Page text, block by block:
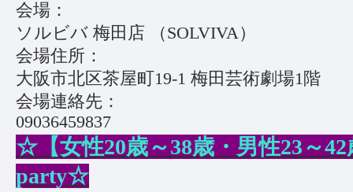
会場：
ソルビバ 梅田店 （SOLVIVA）
会場住所：
大阪市北区茶屋町19-1 梅田芸術劇場1階
会場連絡先：
09036459837
☆【女性20歳～38歳・男性23～
party☆